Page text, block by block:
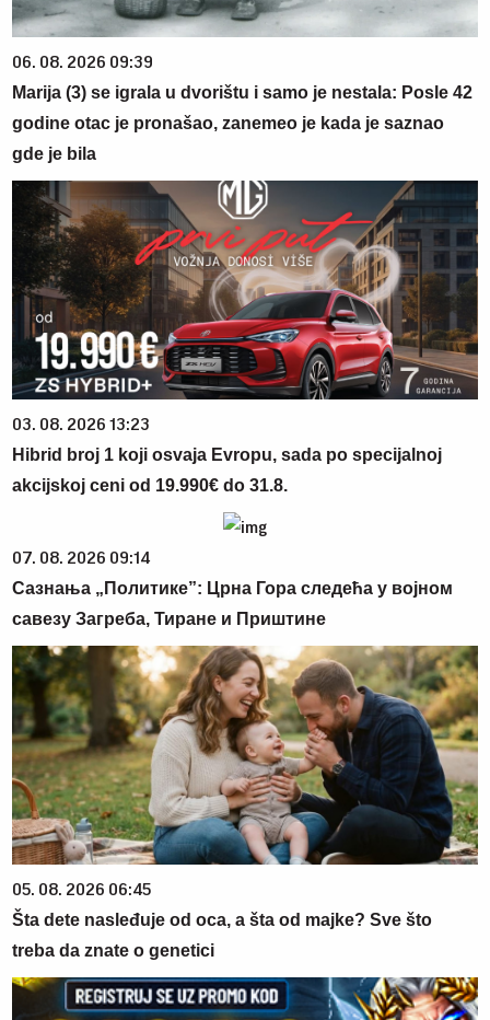
06. 08. 2026 09:39
Marija (3) se igrala u dvorištu i samo je nestala: Posle 42
godine otac je pronašao, zanemeo je kada je saznao
gde je bila
03. 08. 2026 13:23
Hibrid broj 1 koji osvaja Evropu, sada po specijalnoj
akcijskoj ceni od 19.990€ do 31.8.
07. 08. 2026 09:14
Сазнања „Политике”: Црна Гора следећа у војном
савезу Загреба, Тиране и Приштине
05. 08. 2026 06:45
Šta dete nasleđuje od oca, a šta od majke? Sve što
treba da znate o genetici